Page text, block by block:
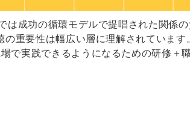
成功の循環モデルで提唱された関係
重要性は幅広い層に理解されています。
で実践できるようになるための研修＋